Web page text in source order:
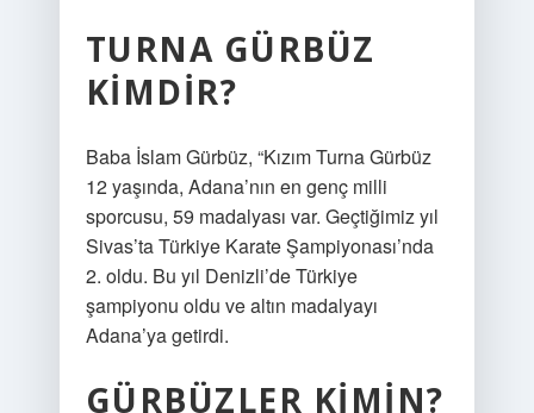
TURNA GÜRBÜZ
KIMDIR?
Baba İslam Gürbüz, “Kızım Turna Gürbüz
12 yaşında, Adana’nın en genç milli
sporcusu, 59 madalyası var. Geçtiğimiz yıl
Sivas’ta Türkiye Karate Şampiyonası’nda
2. oldu. Bu yıl Denizli’de Türkiye
şampiyonu oldu ve altın madalyayı
Adana’ya getirdi.
GÜRBÜZLER KIMIN?